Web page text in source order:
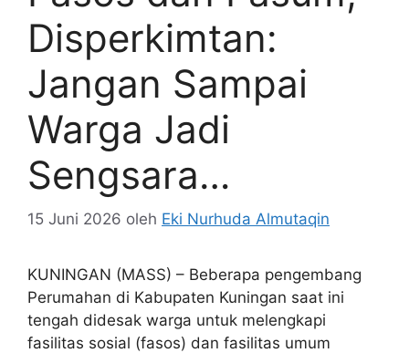
Disperkimtan:
Jangan Sampai
Warga Jadi
Sengsara…
15 Juni 2026 oleh Eki Nurhuda Almutaqin
KUNINGAN (MASS) – Beberapa pengembang
Perumahan di Kabupaten Kuningan saat ini
tengah didesak warga untuk melengkapi
fasilitas sosial (fasos) dan fasilitas umum